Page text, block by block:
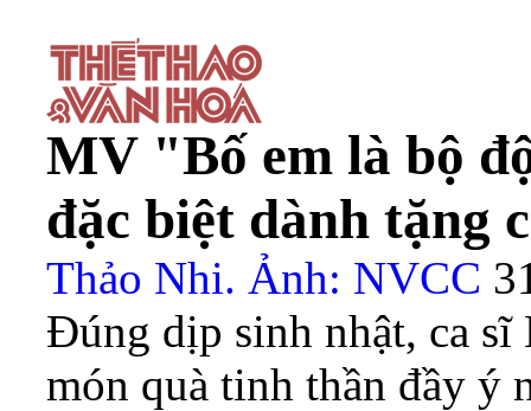
MV "Bố em là bộ
đặc biệt dành tặng
Thảo Nhi. Ảnh: NVCC
Đúng dịp sinh nhật, ca
món quà tinh thần đầy ý